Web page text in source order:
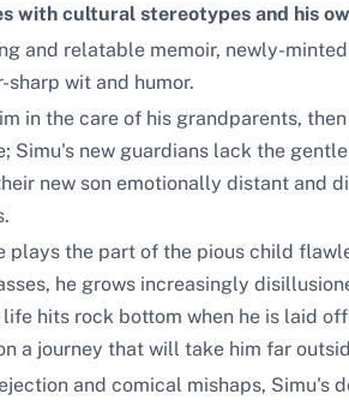
with cultural stereotypes and his
and relatable memoir, newly-
wit and humor.
in the care of his grandparents,
Simu's new guardians lack the
new son emotionally distant and
plays the part of the pious child
he grows increasingly
hits rock bottom when he is laid
a journey that will take him far
and comical mishaps, Simu's